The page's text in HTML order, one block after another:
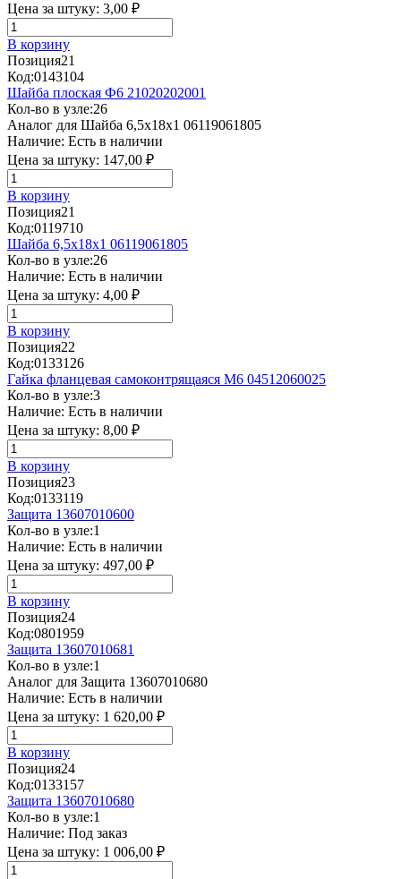
Цена за штуку: 3,00 ₽
В корзину
Позиция21
Код:0143104
Шайба плоская Ф6 21020202001
Кол-во в узле:26
Аналог для Шайба 6,5х18х1 06119061805
Наличие: Есть в наличии
Цена за штуку: 147,00 ₽
В корзину
Позиция21
Код:0119710
Шайба 6,5х18х1 06119061805
Кол-во в узле:26
Наличие: Есть в наличии
Цена за штуку: 4,00 ₽
В корзину
Позиция22
Код:0133126
Гайка фланцевая самоконтрящаяся М6 04512060025
Кол-во в узле:3
Наличие: Есть в наличии
Цена за штуку: 8,00 ₽
В корзину
Позиция23
Код:0133119
Защита 13607010600
Кол-во в узле:1
Наличие: Есть в наличии
Цена за штуку: 497,00 ₽
В корзину
Позиция24
Код:0801959
Защита 13607010681
Кол-во в узле:1
Аналог для Защита 13607010680
Наличие: Есть в наличии
Цена за штуку: 1 620,00 ₽
В корзину
Позиция24
Код:0133157
Защита 13607010680
Кол-во в узле:1
Наличие: Под заказ
Цена за штуку: 1 006,00 ₽